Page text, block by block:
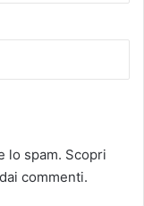
lo spam. Scopri
commenti.